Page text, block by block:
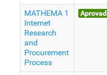
MATHEMA 1
Internet
Research
and
Procurement
Process